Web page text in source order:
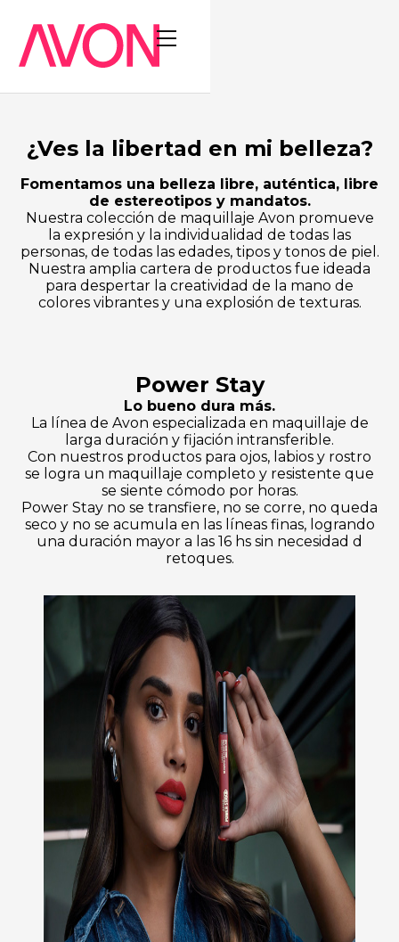
¿Ves la libertad en mi belleza?
Fomentamos una belleza libre, auténtica, libre
de estereotipos y mandatos.
Nuestra colección de maquillaje Avon promueve
la expresión y la individualidad de todas las
personas, de todas las edades, tipos y tonos de piel.
Nuestra amplia cartera de productos fue ideada
para despertar la creatividad de la mano de
colores vibrantes y una explosión de texturas.
Power Stay
Lo bueno dura más.
La línea de Avon especializada en maquillaje de
larga duración y fijación intransferible.
Con nuestros productos para ojos, labios y rostro
se logra un maquillaje completo y resistente que
se siente cómodo por horas.
Power Stay no se transfiere, no se corre, no queda
seco y no se acumula en las líneas finas, logrando
una duración mayor a las 16 hs sin necesidad d
retoques.